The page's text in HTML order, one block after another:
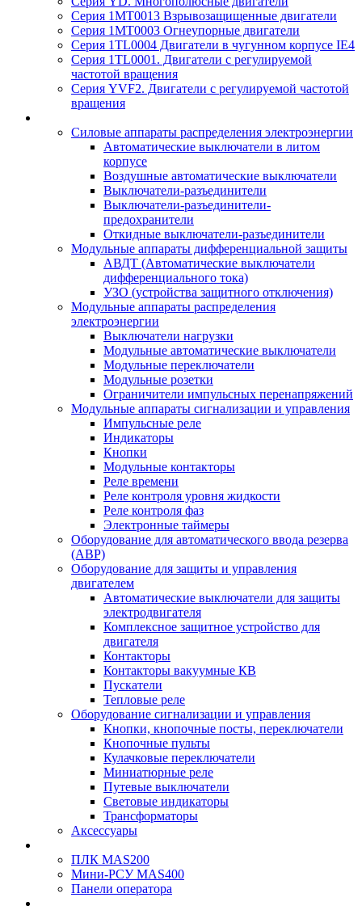
Серия 1MT0013 Взрывозащищенные двигатели
Серия 1MT0003 Огнеупорные двигатели
Серия 1TL0004 Двигатели в чугунном корпусе IE4
Серия 1TL0001. Двигатели с регулируемой
частотой вращения
Серия YVF2. Двигатели с регулируемой частотой
вращения
Силовые аппараты распределения электроэнергии
Автоматические выключатели в литом
корпусе
Воздушные автоматические выключатели
Выключатели-разъединители
Выключатели-разъединители-
предохранители
Откидные выключатели-разъединители
Модульные аппараты дифференциальной защиты
АВДТ (Автоматические выключатели
дифференциального тока)
УЗО (устройства защитного отключения)
Модульные аппараты распределения
электроэнергии
Выключатели нагрузки
Модульные автоматические выключатели
Модульные переключатели
Модульные розетки
Ограничители импульсных перенапряжений
Модульные аппараты сигнализации и управления
Импульсные реле
Индикаторы
Кнопки
Модульные контакторы
Реле времени
Реле контроля уровня жидкости
Реле контроля фаз
Электронные таймеры
Оборудование для автоматического ввода резерва
(АВР)
Оборудование для защиты и управления
двигателем
Автоматические выключатели для защиты
электродвигателя
Комплексное защитное устройство для
двигателя
Контакторы
Контакторы вакуумные КВ
Пускатели
Тепловые реле
Оборудование сигнализации и управления
Кнопки, кнопочные посты, переключатели
Кнопочные пульты
Кулачковые переключатели
Миниатюрные реле
Путевые выключатели
Световые индикаторы
Трансформаторы
Аксессуары
ПЛК MAS200
Мини-РСУ MAS400
Панели оператора